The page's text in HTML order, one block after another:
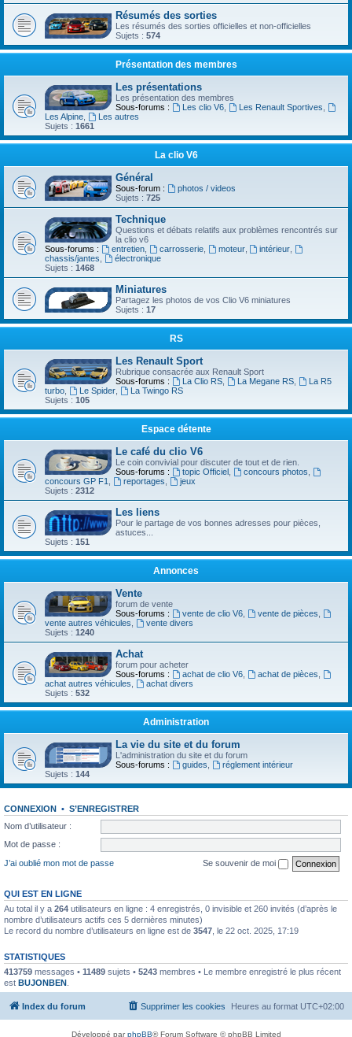
Résumés des sorties
Les résumés des sorties officielles et non-officielles
Sujets : 574
Présentation des membres
Les présentations
Les présentation des membres
Sous-forums :
Les clio V6, Les Renault Sportives,
Les Alpine,
Les autres
Sujets : 1661
La clio V6
Général
Sous-forum :
photos / videos
Sujets : 725
Technique
Questions et débats relatifs aux problèmes rencontrés sur
la clio v6
Sous-forums :
entretien, carrosserie, moteur, intérieur,
chassis/jantes,
électronique
Sujets : 1468
Miniatures
Partagez les photos de vos Clio V6 miniatures
Sujets : 17
RS
Les Renault Sport
Rubrique consacrée aux Renault Sport
Sous-forums :
La Clio RS, La Megane RS,
La R5
turbo, Le Spider,
La Twingo RS
Sujets : 105
Espace détente
Le café du clio V6
Le coin convivial pour discuter de tout et de rien.
Sous-forums :
topic Officiel , concours photos,
concours GP F1, reportages,
jeux
Sujets : 2312
Les liens
Pour le partage de vos bonnes adresses pour pièces,
astuces...
Sujets : 151
Annonces
Vente
forum de vente
Sous-forums :
vente de clio V6, vente de pièces,
vente autres véhicules,
vente divers
Sujets : 1240
Achat
forum pour acheter
Sous-forums :
achat de clio V6, achat de pièces,
achat autres véhicules,
achat divers
Sujets : 532
Administration
La vie du site et du forum
L'administration du site et du forum
Sous-forums :
guides,
réglement intérieur
Sujets : 144
CONNEXION • S’ENREGISTRER
Nom d’utilisateur :
Mot de passe :
J’ai oublié mon mot de passe
Se souvenir de moi
QUI EST EN LIGNE
Au total il y a 264 utilisateurs en ligne : 4 enregistrés, 0 invisible et 260 invités (d’après le
nombre d’utilisateurs actifs ces 5 dernières minutes)
Le record du nombre d’utilisateurs en ligne est de 3547 , le 22 oct. 2025, 17:19
STATISTIQUES
413759 messages • 11489 sujets • 5243 membres • Le membre enregistré le plus récent
est BUJONBEN
Index du forum Heures au format UTC+02:00
Supprimer les cookies
Développé parphpBB® Forum Software © phpBB Limited